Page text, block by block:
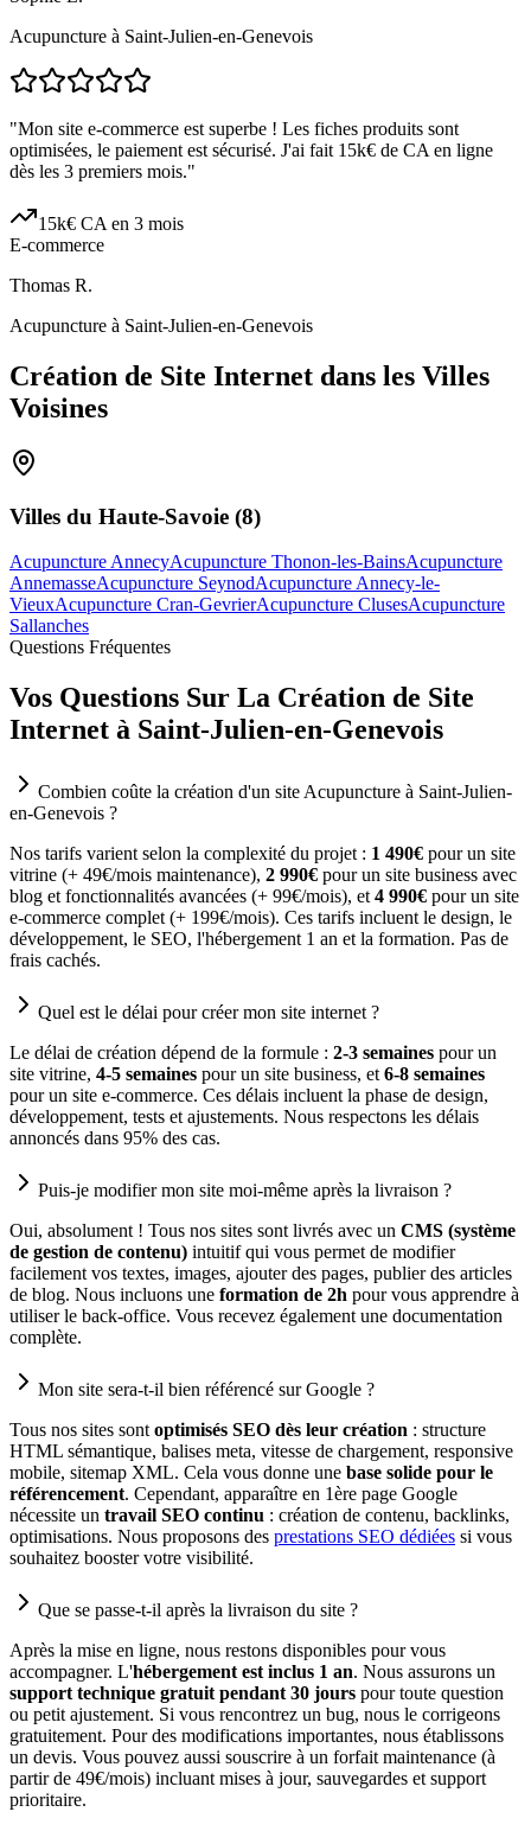
Acupuncture à Saint-Julien-en-Genevois
"Mon site e-commerce est superbe ! Les fiches produits sont
optimisées, le paiement est sécurisé. J'ai fait 15k€ de CA en ligne
dès les 3 premiers mois."
15k€ CA en 3 mois
E-commerce
Thomas R.
Acupuncture à Saint-Julien-en-Genevois
Création de Site Internet dans les Villes
Voisines
Villes du Haute-Savoie (8)
Acupuncture AnnecyAcupuncture Thonon-les-BainsAcupuncture
AnnemasseAcupuncture SeynodAcupuncture Annecy-le-
VieuxAcupuncture Cran-GevrierAcupuncture ClusesAcupuncture
Sallanches
Questions Fréquentes
Vos Questions Sur La Création de Site
Internet à Saint-Julien-en-Genevois
Combien coûte la création d'un site Acupuncture à Saint-Julien-
en-Genevois ?
Nos tarifs varient selon la complexité du projet : 1 490€ pour un site
vitrine (+ 49€/mois maintenance), 2 990€ pour un site business avec
blog et fonctionnalités avancées (+ 99€/mois), et 4 990€ pour un site
e-commerce complet (+ 199€/mois). Ces tarifs incluent le design, le
développement, le SEO, l'hébergement 1 an et la formation. Pas de
frais cachés.
Quel est le délai pour créer mon site internet ?
Le délai de création dépend de la formule : 2-3 semaines pour un
site vitrine, 4-5 semaines pour un site business, et 6-8 semaines
pour un site e-commerce. Ces délais incluent la phase de design,
développement, tests et ajustements. Nous respectons les délais
annoncés dans 95% des cas.
Puis-je modifier mon site moi-même après la livraison ?
Oui, absolument ! Tous nos sites sont livrés avec un CMS (système
de gestion de contenu) intuitif qui vous permet de modifier
facilement vos textes, images, ajouter des pages, publier des articles
de blog. Nous incluons une formation de 2h pour vous apprendre à
utiliser le back-office. Vous recevez également une documentation
complète.
Mon site sera-t-il bien référencé sur Google ?
Tous nos sites sont optimisés SEO dès leur création : structure
HTML sémantique, balises meta, vitesse de chargement, responsive
mobile, sitemap XML. Cela vous donne une base solide pour le
référencement. Cependant, apparaître en 1ère page Google
nécessite un travail SEO continu : création de contenu, backlinks,
optimisations. Nous proposons des prestations SEO dédiées si vous
souhaitez booster votre visibilité.
Que se passe-t-il après la livraison du site ?
Après la mise en ligne, nous restons disponibles pour vous
accompagner. L'hébergement est inclus 1 an. Nous assurons un
support technique gratuit pendant 30 jours pour toute question
ou petit ajustement. Si vous rencontrez un bug, nous le corrigeons
gratuitement. Pour des modifications importantes, nous établissons
un devis. Vous pouvez aussi souscrire à un forfait maintenance (à
partir de 49€/mois) incluant mises à jour, sauvegardes et support
prioritaire.